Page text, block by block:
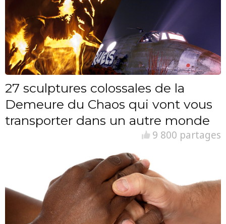
27 sculptures colossales de la
Demeure du Chaos qui vont vous
transporter dans un autre monde
9 800 partages